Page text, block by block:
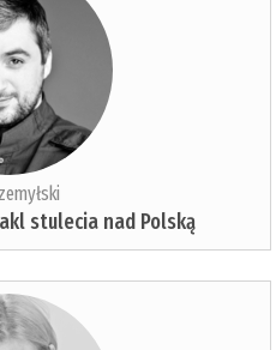
stulecia nad Polską